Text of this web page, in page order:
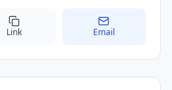
Link Email